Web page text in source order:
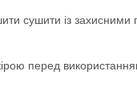
сушити із захисними
перед